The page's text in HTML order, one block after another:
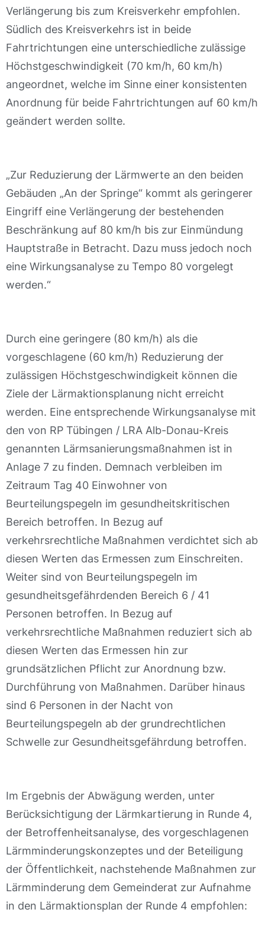
Verlängerung bis zum Kreisverkehr empfohlen.
Südlich des Kreisverkehrs ist in beide
Fahrtrichtungen eine unterschiedliche zulässige
Höchstgeschwindigkeit (70 km/h, 60 km/h)
angeordnet, welche im Sinne einer konsistenten
Anordnung für beide Fahrtrichtungen auf 60 km/h
geändert werden sollte.
„Zur Reduzierung der Lärmwerte an den beiden
Gebäuden „An der Springe“ kommt als geringerer
Eingriff eine Verlängerung der bestehenden
Beschränkung auf 80 km/h bis zur Einmündung
Hauptstraße in Betracht. Dazu muss jedoch noch
eine Wirkungsanalyse zu Tempo 80 vorgelegt
werden.“
Durch eine geringere (80 km/h) als die
vorgeschlagene (60 km/h) Reduzierung der
zulässigen Höchstgeschwindigkeit können die
Ziele der Lärmaktionsplanung nicht erreicht
werden. Eine entsprechende Wirkungsanalyse mit
den von RP Tübingen / LRA Alb-Donau-Kreis
genannten Lärmsanierungsmaßnahmen ist in
Anlage 7 zu finden. Demnach verbleiben im
Zeitraum Tag 40 Einwohner von
Beurteilungspegeln im gesundheitskritischen
Bereich betroffen. In Bezug auf
verkehrsrechtliche Maßnahmen verdichtet sich ab
diesen Werten das Ermessen zum Einschreiten.
Weiter sind von Beurteilungspegeln im
gesundheitsgefährdenden Bereich 6 / 41
Personen betroffen. In Bezug auf
verkehrsrechtliche Maßnahmen reduziert sich ab
diesen Werten das Ermessen hin zur
grundsätzlichen Pflicht zur Anordnung bzw.
Durchführung von Maßnahmen. Darüber hinaus
sind 6 Personen in der Nacht von
Beurteilungspegeln ab der grundrechtlichen
Schwelle zur Gesundheitsgefährdung betroffen.
Im Ergebnis der Abwägung werden, unter
Berücksichtigung der Lärmkartierung in Runde 4,
der Betroffenheitsanalyse, des vorgeschlagenen
Lärmminderungskonzeptes und der Beteiligung
der Öffentlichkeit, nachstehende Maßnahmen zur
Lärmminderung dem Gemeinderat zur Aufnahme
in den Lärmaktionsplan der Runde 4 empfohlen: